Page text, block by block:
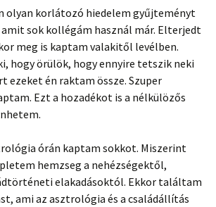
olyan korlátozó hiedelem gyűjteményt
sok kollégám használ már. Elterjedt
meg is kaptam valakitől levélben.
hogy örülök, hogy ennyire tetszik neki
én raktam össze. Szuper
Ezt a hozadékot is a nélkülözős
órán kaptam sokkot. Miszerint
hemzseg a nehézségektől,
elakadásoktól. Ekkor találtam
ami az asztrológia és a családállítás